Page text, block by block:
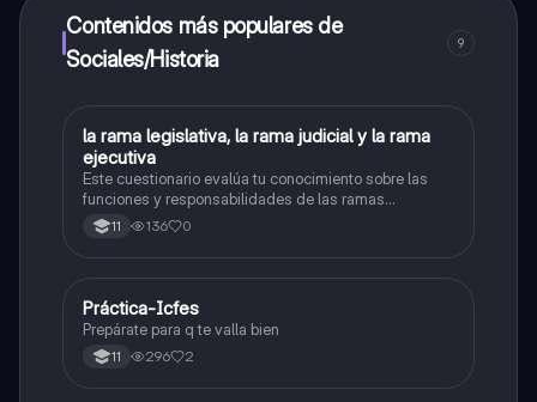
Contenidos más populares de
Sociales/Historia
9
LSociales/Historia
la rama legislativa, la rama judicial y la rama
ejecutiva
Este cuestionario evalúa tu conocimiento sobre las
funciones y responsabilidades de las ramas
legislativa, judicial y ejecutiva.
11 136 0
Sociales/Historia
Práctica-Icfes
Prepárate para q te valla bien
11 296 2